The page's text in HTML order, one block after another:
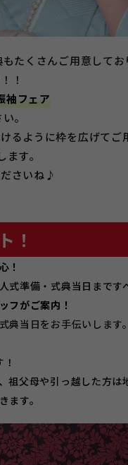
たくさんご用意して
！
袖フェア
。
るように枠を広げてご
す。
さいね♪
！
！
式準備・式典当日まです
フがご案内！
典当日をお手伝いしま
祖父母や引っ越した方
ます。